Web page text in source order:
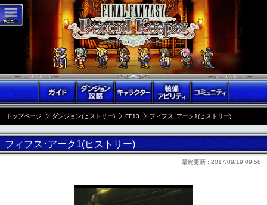
トップページ ダンジョン(ヒストリー) FF13 フィフス･アーク1(ヒストリー)
フィフス･アーク1(ヒストリー)
最終更新 : 2017/09/19 09:58